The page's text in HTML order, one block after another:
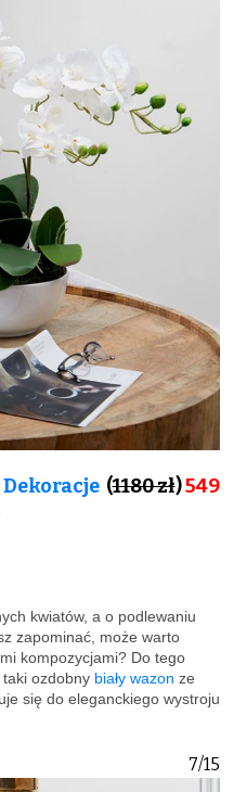
Dekoracje (1180 zł)549
kwiatów, a o podlewaniu
zapominać, może warto
kompozycjami? Do tego
ozdobny biały wazon ze
się do eleganckiego wystroju
7/15